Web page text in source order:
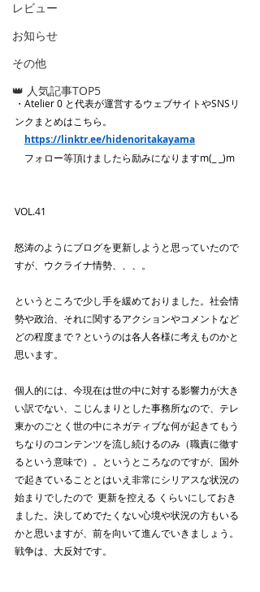
レビュー
お知らせ
その他
👑 人気記事TOP5
・Atelier 0 と代表が運営するウェブサイトやSNSリ
ンクまとめはこちら。
https://linktr.ee/hidenoritakayama
フォロー等頂けましたら励みになりますm(_ _)m
VOL.41
怒涛のようにブログを更新しようと思っていたので
すが、ウクライナ情勢、、、。
というところで少し手を緩めておりました。社会情
勢や政治、それに関するアクションやコメントなど
どの程度まで？というのは各人各様に考えものかと
思います。
個人的には、今現在は世の中に対する影響力が大き
い訳でない、こじんまりとした事務所なので、テレ
東かのごとく世の中にネガティブな何が起きてもう
ちなりのコンテンツを流し続けるのみ（職責に徹す
るという意味で）。というところなのですが、国外
で起きていることとはいえ非常にシリアスな状況の
始まりでしたので  更新を控える くらいにしておき
ました。決してめでたくない心境や状況の方もいる
かと思いますが、前を向いて進んでいきましょう。
戦争は、大反対です。